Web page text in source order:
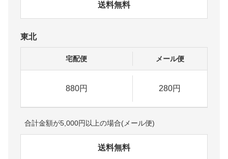
送料無料
東北
宅配便 メール便
880円 280円
合計金額が5,000円以上の場合(メール便)
送料無料